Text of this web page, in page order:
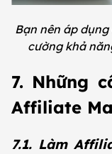
Bạn nên áp
cường khả
7. Những
Affiliate
7.1. Làm